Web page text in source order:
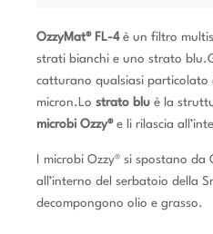
OzzyMat® FL-4 è un filtro
strati bianchi e uno strato blu.
catturano qualsiasi particolato
micron. Lo strato blu è la
microbi Ozzy®e li rilascia
I microbi Ozzy® si spostano da
all’interno del serbatoio della
decompongono olio e grasso.